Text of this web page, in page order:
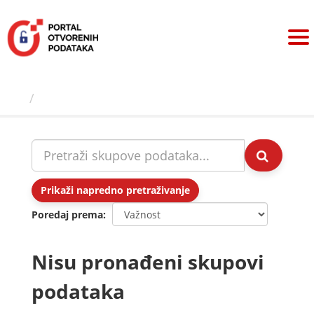
sadržaj
Prikaži napredno pretraživanje
Poredaj prema
Nisu pronađeni skupovi
podataka